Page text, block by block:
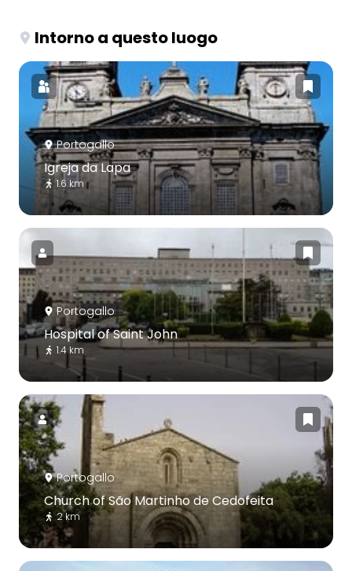
Intorno a questo luogo
Portogallo
Igreja da Lapa
1.6 km
Portogallo
Hospital of Saint John
1.4 km
Portogallo
Church of São Martinho de Cedofeita
2 km